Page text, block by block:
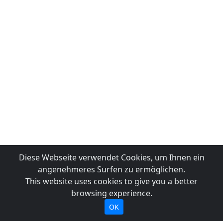
Diese Webseite verwendet Cookies, um Ihnen ein
angenehmeres Surfen zu ermöglichen.
This website uses cookies to give you a better
browsing experience.
OK